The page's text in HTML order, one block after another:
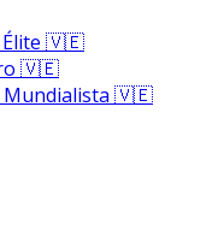
Élite 🇻🇪
🇻🇪
Mundialista 🇻🇪